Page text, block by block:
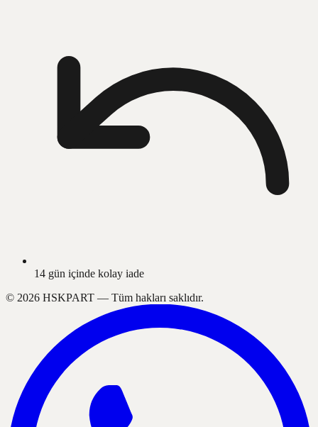
14 gün içinde kolay iade
© 2026 HSKPART — Tüm hakları saklıdır.